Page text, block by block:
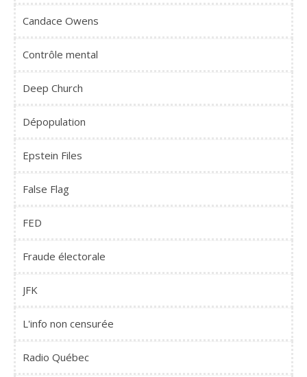
Candace Owens
Contrôle mental
Deep Church
Dépopulation
Epstein Files
False Flag
FED
Fraude électorale
JFK
L'info non censurée
Radio Québec